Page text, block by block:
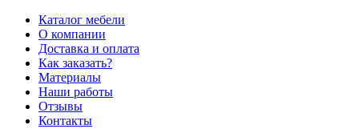
Каталог мебели
О компании
Доставка и оплата
Как заказать?
Материалы
Наши работы
Отзывы
Контакты